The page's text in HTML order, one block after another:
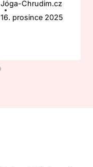
Jóga-Chrudim.cz
16. prosince 2025